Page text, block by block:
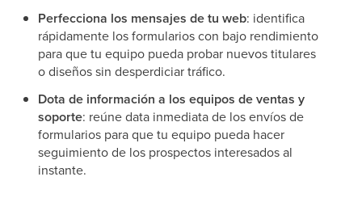
Perfecciona los mensajes de tu web: identifica
rápidamente los formularios con bajo rendimiento
para que tu equipo pueda probar nuevos titulares
o diseños sin desperdiciar tráfico.
Dota de información a los equipos de ventas y
soporte: reúne data inmediata de los envíos de
formularios para que tu equipo pueda hacer
seguimiento de los prospectos interesados al
instante.